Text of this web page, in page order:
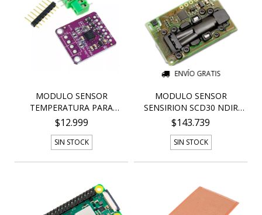
MODULO SENSOR
TEMPERATURA PARA
PT100 MAX...
$12.999
SIN STOCK
ENVÍO GRATIS
MODULO SENSOR
SENSIRION SCD30 NDIR
DIOXI...
$143.739
SIN STOCK